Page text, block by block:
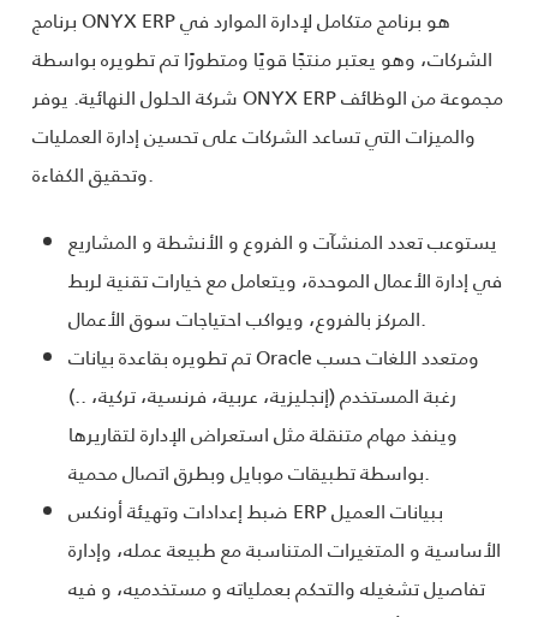
برنامج ONYX ERP هو برنامج متكامل لإدارة الموارد في
الشركات، وهو يعتبر منتجًا قويًا ومتطورًا تم تطويره بواسطة
شركة الحلول النهائية. يوفر ONYX ERP مجموعة من الوظائف
والميزات التي تساعد الشركات على تحسين إدارة العمليات
وتحقيق الكفاءة.
يستوعب تعدد المنشآت و الفروع و الأنشطة و المشاريع
في إدارة الأعمال الموحدة، ويتعامل مع خيارات تقنية لربط
المركز بالفروع، ويواكب احتياجات سوق الأعمال.
تم تطويره بقاعدة بيانات Oracle ومتعدد اللغات حسب
رغبة المستخدم (إنجليزية، عربية، فرنسية، تركية، ..)
وينفذ مهام متنقلة مثل استعراض الإدارة لتقاريرها
بواسطة تطبيقات موبايل وبطرق اتصال محمية.
ضبط إعدادات وتهيئة أونكس ERP ببيانات العميل
الأساسية و المتغيرات المتناسبة مع طبيعة عمله، وإدارة
تفاصيل تشغيله والتحكم بعملياته و مستخدميه، و فيه